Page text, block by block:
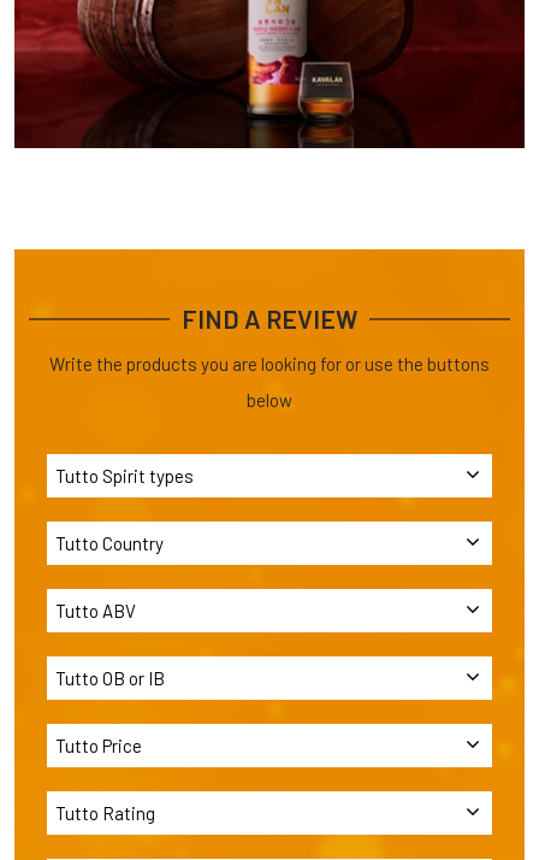
FIND A REVIEW
Write the products you are looking for or use the buttons
below